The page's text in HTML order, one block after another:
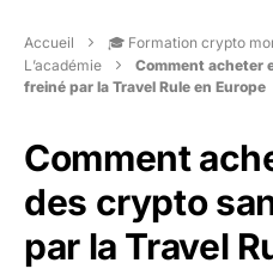
Accueil
🎓 Formation crypto
L’académie
Comment acheter
freiné par la Travel Rule en Europe
Comment
des crypto
par la Travel